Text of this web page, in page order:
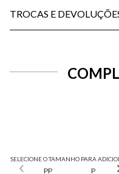
TROCAS E
SELECIONE O TAMANHO PARA
PP P